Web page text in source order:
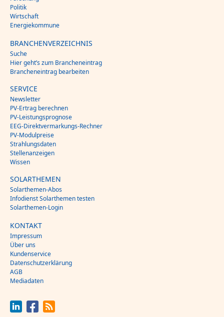
Politik
Wirtschaft
Energiekommune
BRANCHENVERZEICHNIS
Suche
Hier geht’s zum Brancheneintrag
Brancheneintrag bearbeiten
SERVICE
Newsletter
PV-Ertrag berechnen
PV-Leistungsprognose
EEG-Direktvermarkungs-Rechner
PV-Modulpreise
Strahlungsdaten
Stellenanzeigen
Wissen
SOLARTHEMEN
Solarthemen-Abos
Infodienst Solarthemen testen
Solarthemen-Login
KONTAKT
Impressum
Über uns
Kundenservice
Datenschutzerklärung
AGB
Mediadaten